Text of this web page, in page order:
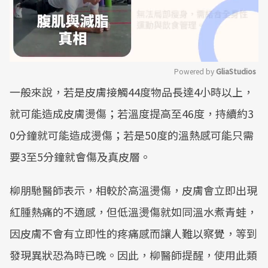
Mute
Powered by GliaStudios
一般來說，若是皮膚接觸44度物品長達4小時以上，
就可能造成皮膚燙傷；若溫度提高至46度，持續約3
0分鐘就可能造成燙傷；若是50度的溫熱感可能只需
要3至5分鐘就會傷及真皮層。
柳朋馳醫師表示，相較於高溫燙傷，皮膚會立即出現
紅腫熱痛的不適感，但低溫燙傷就如同溫水煮青蛙，
因皮膚不會有立即性的疼痛感而讓人難以察覺，等到
發現異狀恐為時已晚。因此，柳醫師提醒，使用此類